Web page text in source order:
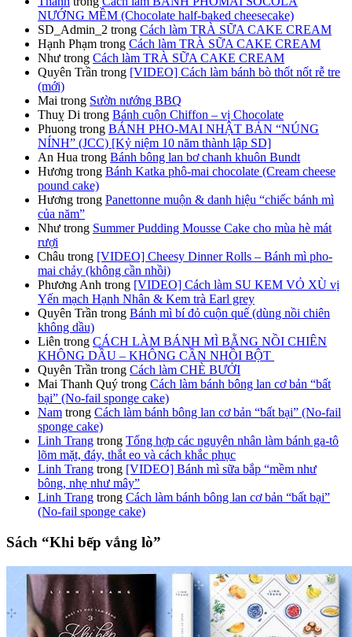
NƯỚNG MỀM (Chocolate half-baked cheesecake)
SD_Admin_2 trong Cách làm TRÀ SỮA CAKE CREAM
Hạnh Phạm trong Cách làm TRÀ SỮA CAKE CREAM
Như trong Cách làm TRÀ SỮA CAKE CREAM
Quyên Trần trong [VIDEO] Cách làm bánh bò thốt nốt rễ tre
(mới)
Mai trong Sườn nướng BBQ
Thuỵ Di trong Bánh cuộn Chiffon – vị Chocolate
Phuong trong BÁNH PHO-MAI NHẬT BẢN “NÚNG
NÍNH” (JCC) [Kỷ niệm 10 năm thành lập SD]
An Hua trong Bánh bông lan bơ chanh khuôn Bundt
Hương trong Bánh Katka phô-mai chocolate (Cream cheese
pound cake)
Hương trong Panettonne muộn & danh hiệu “chiếc bánh mì
của năm”
Như trong Summer Pudding Mousse Cake cho mùa hè mát
rượi
Châu trong [VIDEO] Cheesy Dinner Rolls – Bánh mì pho-
mai chảy (không cần nhồi)
Phương Anh trong [VIDEO] Cách làm SU KEM VỎ XÙ vị
Yến mạch Hạnh Nhân & Kem trà Earl grey
Quyên Trần trong Bánh mì bí đỏ cuộn quế (dùng nồi chiên
không dầu)
Liên trong CÁCH LÀM BÁNH MÌ BẰNG NỒI CHIÊN
KHÔNG DẦU – KHÔNG CẦN NHỒI BỘT
Quyên Trần trong Cách làm CHÈ BƯỞI
Mai Thanh Quý trong Cách làm bánh bông lan cơ bản “bất
bại” (No-fail sponge cake)
Nam trong Cách làm bánh bông lan cơ bản “bất bại” (No-fail
sponge cake)
Linh Trang trong Tổng hợp các nguyên nhân làm bánh ga-tô
lõm mặt, đáy, thắt eo và cách khắc phục
Linh Trang trong [VIDEO] Bánh mì sữa bắp “mềm như
bông, nhẹ như mây”
Linh Trang trong Cách làm bánh bông lan cơ bản “bất bại”
(No-fail sponge cake)
Sách “Khi bếp vắng lò”